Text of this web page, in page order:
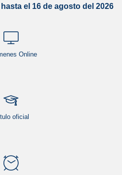
el 16 de agosto del 2026
Online
oficial